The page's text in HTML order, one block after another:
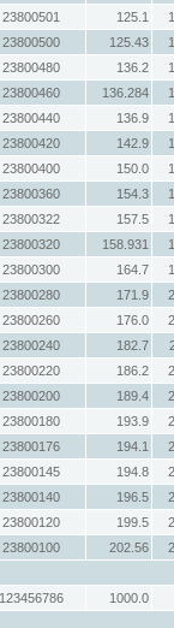
23800501 125.1
23800500 125.43
23800480 136.2
23800460 136.284
23800440 136.9
23800420 142.9
23800400 150.0
23800360 154.3
23800322 157.5
23800320 158.931
23800300 164.7
23800280 171.9
23800260 176.0
23800240 182.7
23800220 186.2
23800200 189.4
23800180 193.9
23800176 194.1
23800145 194.8
23800140 196.5
23800120 199.5
23800100 202.56
123456786
1000.0